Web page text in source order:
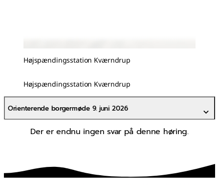
Højspændingsstation Kværndrup
Højspændingsstation Kværndrup
Orienterende borgermøde 9. juni 2026
Der er endnu ingen svar på denne høring.